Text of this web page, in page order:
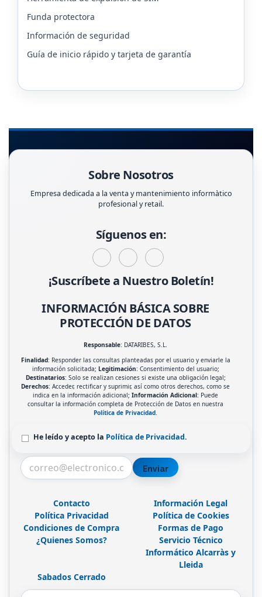
Funda protectora
Información de seguridad
Guía de inicio rápido y tarjeta de garantía
Sobre Nosotros
Empresa dedicada a la venta y mantenimiento informàtico
profesional y retail.
Síguenos en:
¡Suscríbete a Nuestro Boletín!
INFORMACIÓN BÁSICA SOBRE
PROTECCIÓN DE DATOS
Responsable: DATARIBES, S.L.
Finalidad: Responder las consultas planteadas por el usuario y enviarle la
información solicitada; Legitimación: Consentimiento del usuario;
Destinatarios: Solo se realizan cesiones si existe una obligación legal;
Derechos: Acceder, rectificar y suprimir, así como otros derechos, como se
indica en la información adicional;Información Adicional: Puede
consultar la información completa de Protección de Datos en nuestra
Política de Privacidad
He leído y acepto la Política de Privacidad.
Enviar
Contacto
Información Legal
Política Privacidad
Política de Cookies
Condiciones de Compra
Formas de Pago
¿Quienes Somos?
Servicio Técnico
Informático Alcarràs y
Lleida
Sabados Cerrado